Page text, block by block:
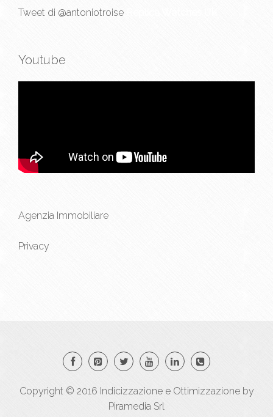
Tweet di @antoniotroise
Youtube
Agenzia Immobiliare
Privacy
Copyright © 2016 Indicizzazionee Ottimizzazioneby
Piramedia Srl